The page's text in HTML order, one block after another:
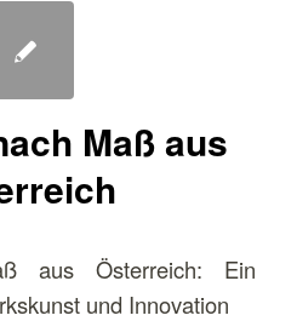
Maß aus
aus Österreich: Ein
und Innovation